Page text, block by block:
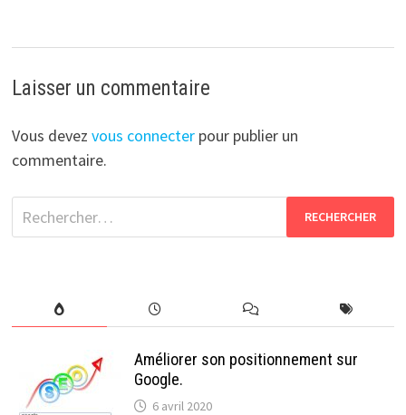
Laisser un commentaire
Vous devez vous connecterpour publier un
commentaire.
Rechercher :
Améliorer son positionnement sur
Google.
6 avril 2020